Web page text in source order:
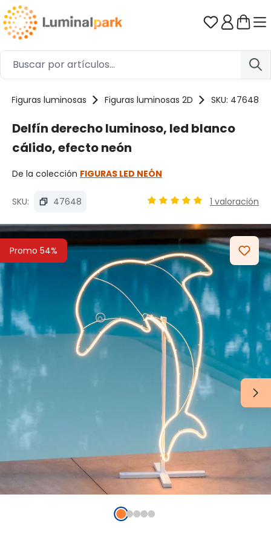
Saltar al contenido principal Tienes 0
Figuras luminosas Figuras luminosas 2D SKU: 47648
Delfín derecho luminoso, led blanco
cálido, efecto neón
De la colección FIGURAS LED NEÓN
SKU: 47648 1 valoración
Promo 54%
Omitir galería de imágenes